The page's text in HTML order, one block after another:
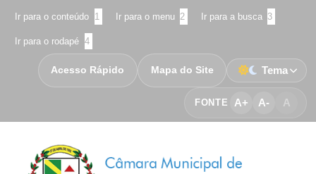
Ir para o conteúdo 1 Ir para o menu 2 Ir para a busca 3
Ir para o rodapé 4
FONTE A+ A- A
Acesso Rápido Mapa do Site Tema